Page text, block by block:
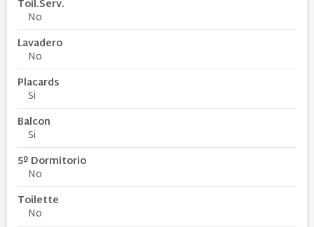
Toil.Serv.
No
Lavadero
No
Placards
Si
Balcon
Si
5º Dormitorio
No
Toilette
No